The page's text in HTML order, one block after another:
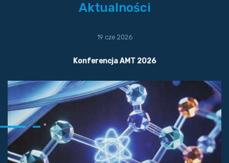
Aktualności
19 cze 2026
Konferencja AMT 2026